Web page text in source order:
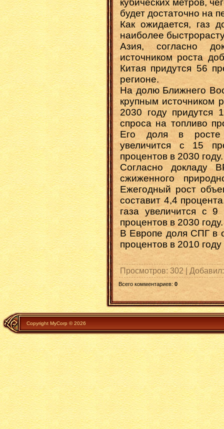
будет достаточно на
Как ожидается, газ
наиболее
Азия, согласно
источником роста
Китая придутся 56
регионе.
На долю Ближнего
крупным источником
2030 году придутся
спроса на топливо
Его доля в росте
увеличится с 15
процентов в 2030 году.
Согласно докладу
сжиженного
Ежегодный рост
составит 4,4
газа увеличится с
процентов в 2030 году.
В Европе доля СПГ в
процентов в 2010
Просмотров: 302 | Добавил
Всего комментариев: 0
Copyright MyCorp © 2026